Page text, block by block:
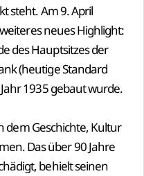
steht. Am 9. April
neues Highlight:
des Hauptsitzes der
(heutige Standard
1935 gebaut wurde.
dem Geschichte, Kultur
Das über 90 Jahre
behielt seinen